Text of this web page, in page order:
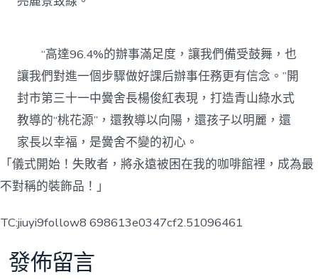
“高達96.4%的辦事滿足度，讓我們備受鼓舞，也
讓我們對進一個步驟做好課后辦事任務更有信念。”開
封市第三十一中黌舍長楊俊紅表現，打造青山綠水式
教導的“桃花源”，還教導以向陽，還孩子以明麗，還
家長以幸福，是黌舍不變的初心。
「儀式開始！失敗者，將永遠被困在我的咖啡館裡，成為最
不對稱的裝飾品！」
TC:jiuyi9follow8 698613e0347cf2.51096461
發佈留言